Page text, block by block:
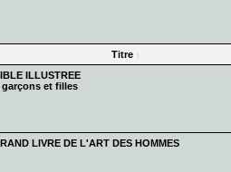
Titre
ILLUSTREE
et filles
LIVRE DE L'ART DES HOMMES